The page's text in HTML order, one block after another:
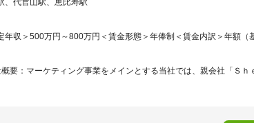
、代官山駅、恵比寿駅
年収＞500万円～800万円＜賃金形態＞年俸制＜賃金内訳＞年額
要：マーケティング事業をメインとする当社では、親会社「Ｓ